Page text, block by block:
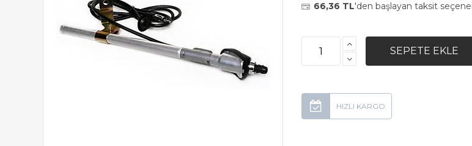
66,36 TL'den başlayan taksit